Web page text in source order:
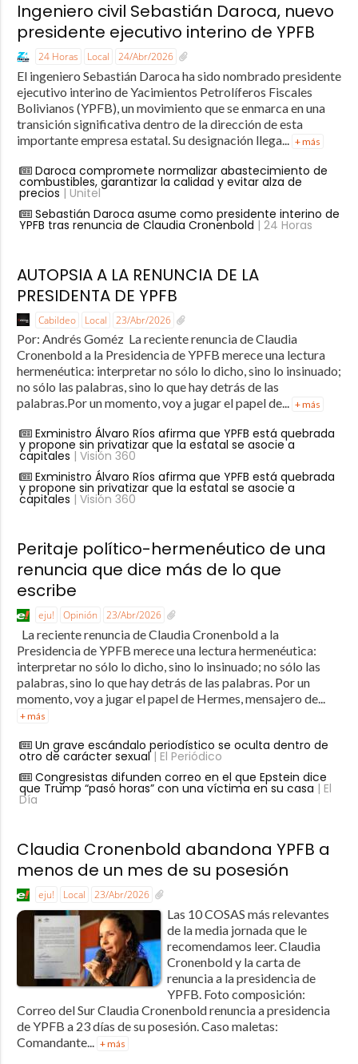
Ingeniero civil Sebastián Daroca, nuevo
presidente ejecutivo interino de YPFB
24 Horas Local 24/Abr/2026
El ingeniero Sebastián Daroca ha sido nombrado presidente
ejecutivo interino de Yacimientos Petrolíferos Fiscales
Bolivianos (YPFB), un movimiento que se enmarca en una
transición significativa dentro de la dirección de esta
importante empresa estatal. Su designación llega...
+ más
Daroca compromete normalizar abastecimiento de
combustibles, garantizar la calidad y evitar alza de
precios | Unitel
Sebastián Daroca asume como presidente interino de
YPFB tras renuncia de Claudia Cronenbold | 24 Horas
AUTOPSIA A LA RENUNCIA DE LA
PRESIDENTA DE YPFB
Cabildeo Local 23/Abr/2026
Por: Andrés Goméz La reciente renuncia de Claudia
Cronenbold a la Presidencia de YPFB merece una lectura
hermenéutica: interpretar no sólo lo dicho, sino lo insinuado;
no sólo las palabras, sino lo que hay detrás de las
palabras.Por un momento, voy a jugar el papel de... + más
Exministro Álvaro Ríos afirma que YPFB está quebrada
y propone sin privatizar que la estatal se asocie a
capitales | Visión 360
Exministro Álvaro Ríos afirma que YPFB está quebrada
y propone sin privatizar que la estatal se asocie a
capitales | Visión 360
Peritaje político-hermenéutico de una
renuncia que dice más de lo que
escribe
eju! Opinión 23/Abr/2026
La reciente renuncia de Claudia Cronenbold a la
Presidencia de YPFB merece una lectura hermenéutica:
interpretar no sólo lo dicho, sino lo insinuado; no sólo las
palabras, sino lo que hay detrás de las palabras. Por un
momento, voy a jugar el papel de Hermes, mensajero de...
+ más
Un grave escándalo periodístico se oculta dentro de
otro de carácter sexual| El Periódico
Congresistas difunden correo en el que Epstein dice
que Trump “pasó horas” con una víctima en su casa | El
Día
Claudia Cronenbold abandona YPFB a
menos de un mes de su posesión
eju! Local 23/Abr/2026
Las 10 COSAS más relevantes
de la media jornada que le
recomendamos leer. Claudia
Cronenbold y la carta de
renuncia a la presidencia de
YPFB. Foto composición:
Correo del Sur Claudia Cronenbold renuncia a presidencia
de YPFB a 23 días de su posesión. Caso maletas:
Comandante... + más